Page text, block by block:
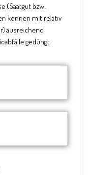
(Saatgut bzw.
können mit relativ
ausreichend
gedüngt